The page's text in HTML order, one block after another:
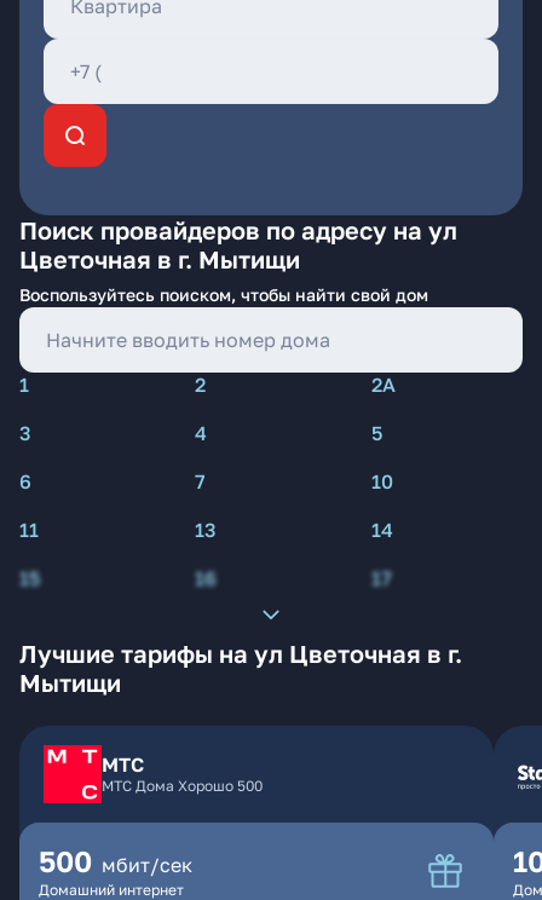
Поиск провайдеров по адресу на ул
Цветочная в г. Мытищи
Воспользуйтесь поиском, чтобы найти свой дом
1 2
2А
3
4
5
6
7
10
11
13
14
15
16 17
Лучшие тарифы на ул Цветочная в г.
Мытищи
МТС
МТС Дома Хорошо 500
500 мбит/сек
Домашний интернет